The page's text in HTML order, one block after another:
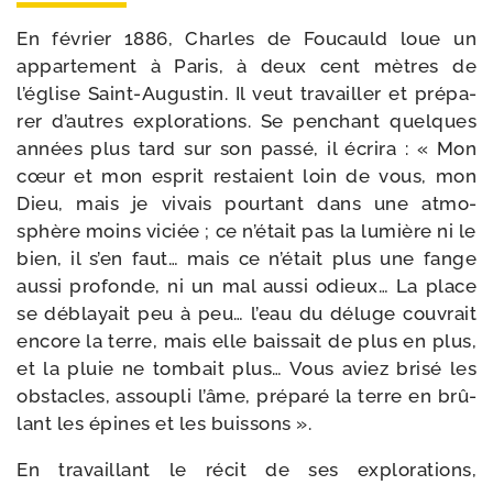
En février 1886, Charles de Foucauld loue un
appar­te­ment à Paris, à deux cent mètres de
l’église Saint-​Augustin. Il veut tra­vailler et pré­pa­
rer d’autres explo­ra­tions. Se pen­chant quelques
années plus tard sur son pas­sé, il écri­ra : « Mon
cœur et mon esprit res­taient loin de vous, mon
Dieu, mais je vivais pour­tant dans une atmo­
sphère moins viciée ; ce n’était pas la lumière ni le
bien, il s’en faut… mais ce n’était plus une fange
aus­si pro­fonde, ni un mal aus­si odieux… La place
se déblayait peu à peu… l’eau du déluge cou­vrait
encore la terre, mais elle bais­sait de plus en plus,
et la pluie ne tom­bait plus… Vous aviez bri­sé les
obs­tacles, assou­pli l’âme, pré­pa­ré la terre en brû­
lant les épines et les buissons ».
En tra­vaillant le récit de ses explo­ra­tions,